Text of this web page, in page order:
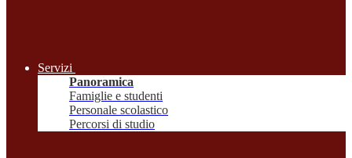
Servizi
Panoramica
Famiglie e studenti
Personale scolastico
Percorsi di studio